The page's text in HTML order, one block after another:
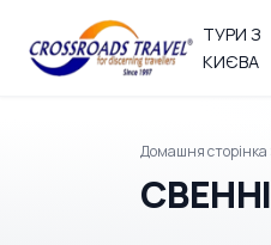
ТУРИ З
КИЄВА
Домашня сторінка